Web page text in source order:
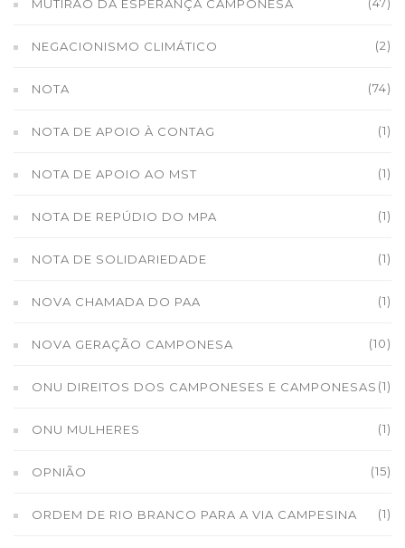
MUTIRÃO DA ESPERANÇA CAMPONESA
NEGACIONISMO CLIMÁTICO (2)
NOTA (74)
NOTA DE APOIO À CONTAG (1)
NOTA DE APOIO AO MST (1)
NOTA DE REPÚDIO DO MPA (1)
NOTA DE SOLIDARIEDADE (1)
NOVA CHAMADA DO PAA (1)
NOVA GERAÇÃO CAMPONESA (10)
ONU DIREITOS DOS CAMPONESES E CAMPONESAS (1)
ONU MULHERES (1)
OPNIÃO (15)
ORDEM DE RIO BRANCO PARA A VIA CAMPESINA (1)